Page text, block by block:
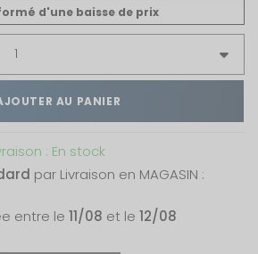
d'une baisse de prix
AU PANIER
: En stock
par Livraison en MAGASIN :
entre le 11/08 et le 12/08